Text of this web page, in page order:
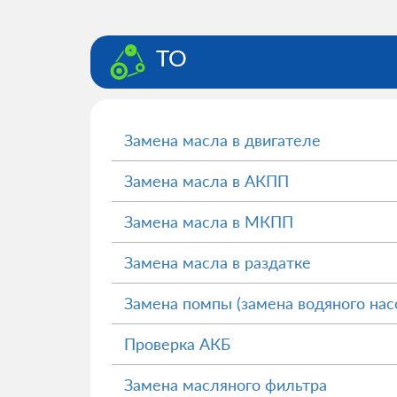
ТО
Замена масла в двигателе
Замена масла в АКПП
Замена масла в МКПП
Замена масла в раздатке
Замена помпы (замена водяного
Проверка АКБ
Замена масляного фильтра